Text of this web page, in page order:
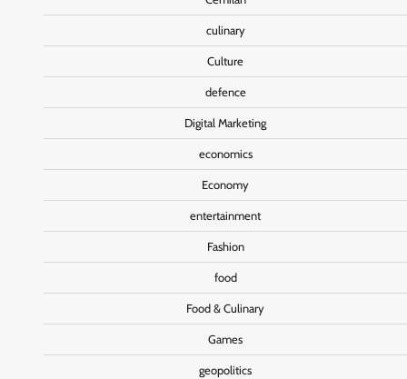
culinary
Culture
defence
Digital Marketing
economics
Economy
entertainment
Fashion
food
Food & Culinary
Games
geopolitics